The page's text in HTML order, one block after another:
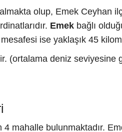
olup, Emek Ceyhan
Emek bağlı
ise yaklaşık 45
(ortalama deniz seviyesine
4 mahalle bulunmaktadır.